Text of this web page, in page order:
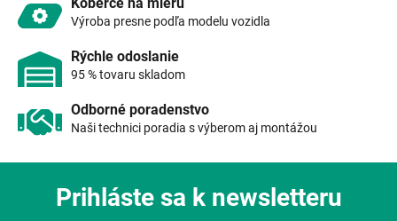
s
Výroba presne podľa modelu vozidla
Rýchle odoslanie
95 % tovaru skladom
Odborné poradenstvo
Naši technici poradia s výberom aj montážou
Prihláste sa k newsletteru